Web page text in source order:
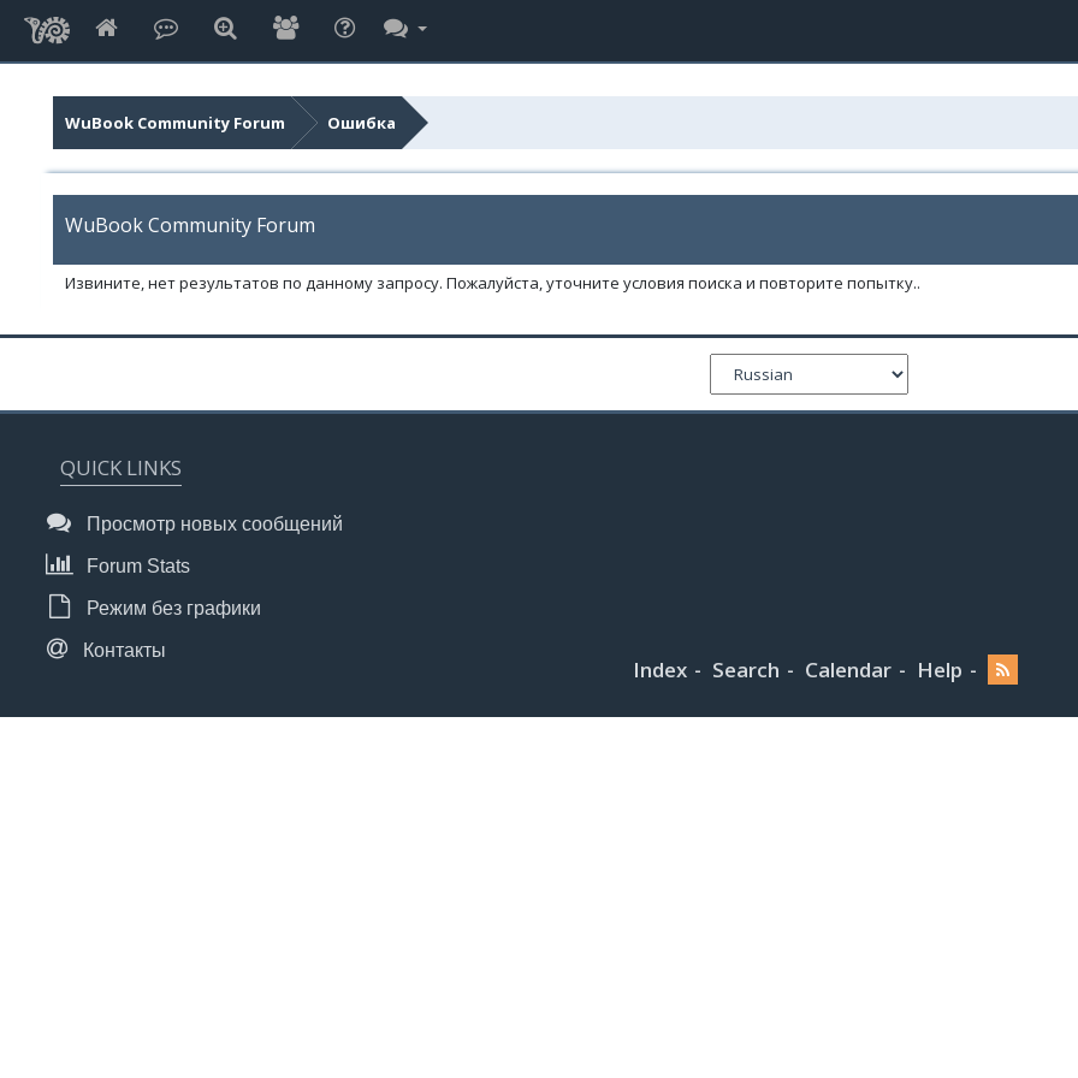
WuBook Community Forum Ошибка
WuBook Community Forum
Извините, нет результатов по данному запросу. Пожалуйста, уточните условия поиска и повторите попытку..
QUICK LINKS
Просмотр новых сообщений
Forum Stats
Режим без графики
Контакты
Index Search Calendar Help